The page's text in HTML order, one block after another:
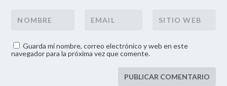
Guarda mi nombre, correo electrónico y web en este
navegador para la próxima vez que comente.